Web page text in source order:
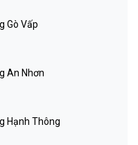
Gò Vấp
An Nhơn
Hạnh Thông